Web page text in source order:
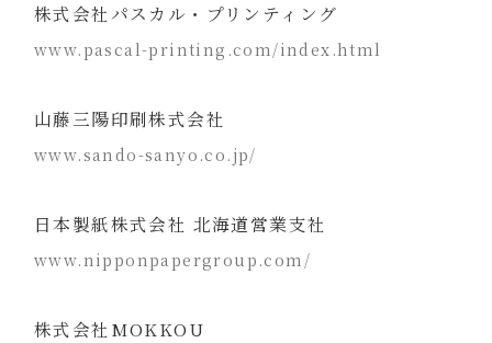
株式会社パスカル・プリンティング
www.pascal-printing.com/index.html
山藤三陽印刷株式会社
www.sando-sanyo.co.jp/
日本製紙株式会社 北海道営業支社
www.nipponpapergroup.com/
株式会社MOKKOU